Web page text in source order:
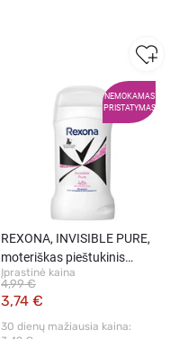
NEMOKAMAS
PRISTATYMAS
REXONA, INVISIBLE PURE,
moteriškas pieštukinis
dezodorantas, 50 ml.
Įprastinė kaina
3,74 €
4,99 €
30 dienų mažiausia kaina: